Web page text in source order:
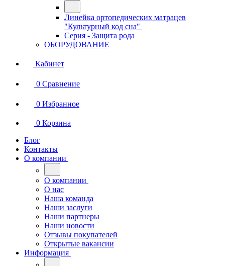
Линейка ортопедических матрацев
"Культурный код сна"
Серия - Защита рода
ОБОРУДОВАНИЕ
Кабинет
0 Сравнение
0 Избранное
0 Корзина
Блог
Контакты
О компании
О компании
О нас
Наша команда
Наши заслуги
Наши партнеры
Наши новости
Отзывы покупателей
Открытые вакансии
Информация